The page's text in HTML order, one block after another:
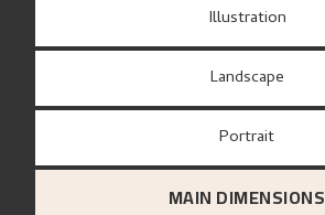
Illustration
Landscape
Portrait
MAIN DIMENSIONS